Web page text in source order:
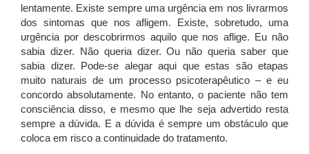
lentamente. Existe sempre uma urgência em nos livrarmos
dos sintomas que nos afligem. Existe, sobretudo, uma
urgência por descobrirmos aquilo que nos aflige. Eu não
sabia dizer. Não queria dizer. Ou não queria saber que
sabia dizer. Pode-se alegar aqui que estas são etapas
muito naturais de um processo psicoterapêutico – e eu
concordo absolutamente. No entanto, o paciente não tem
consciência disso, e mesmo que lhe seja advertido resta
sempre a dúvida. E a dúvida é sempre um obstáculo que
coloca em risco a continuidade do tratamento.